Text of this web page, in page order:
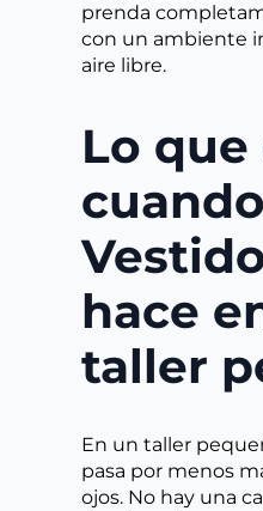
prenda
con un ambiente
aire libre.
Lo
hace
taller
En un taller
pasa por menos
ojos. No hay una